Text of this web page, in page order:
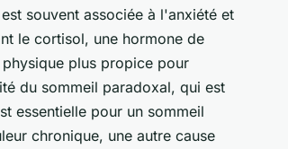
souvent associée à l'anxiété et
le cortisol, une hormone de
plus propice pour
du sommeil paradoxal, qui est
essentielle pour un sommeil
chronique, une autre cause